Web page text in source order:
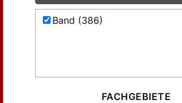
Band (386)
FACHGEBIETE